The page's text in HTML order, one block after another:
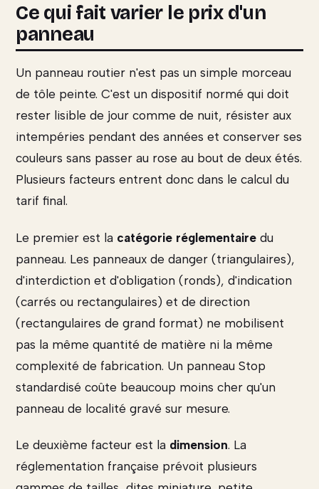
Ce qui fait varier le prix d'un
panneau
Un panneau routier n'est pas un simple morceau
de tôle peinte. C'est un dispositif normé qui doit
rester lisible de jour comme de nuit, résister aux
intempéries pendant des années et conserver ses
couleurs sans passer au rose au bout de deux étés.
Plusieurs facteurs entrent donc dans le calcul du
tarif final.
Le premier est la catégorie réglementaire du
panneau. Les panneaux de danger (triangulaires),
d'interdiction et d'obligation (ronds), d'indication
(carrés ou rectangulaires) et de direction
(rectangulaires de grand format) ne mobilisent
pas la même quantité de matière ni la même
complexité de fabrication. Un panneau Stop
standardisé coûte beaucoup moins cher qu'un
panneau de localité gravé sur mesure.
Le deuxième facteur est la dimension. La
réglementation française prévoit plusieurs